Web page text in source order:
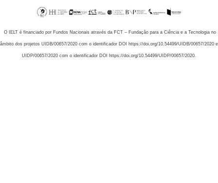
O IELT é financiado por Fundos Nacionais através da FCT – Fundação para a Ciência e a Tecnologia no
âmbito dos projetos UIDB/00657/2020 com o identificador DOI https://doi.org/10.54499/UIDB/00657/2020 e
UIDP/00657/2020 com o identificador DOI https://doi.org/10.54499/UIDP/00657/2020.